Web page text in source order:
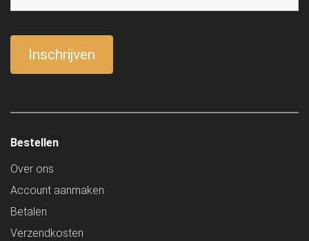
Bestellen
Over ons
Account aanmaken
Betalen
Verzendkosten